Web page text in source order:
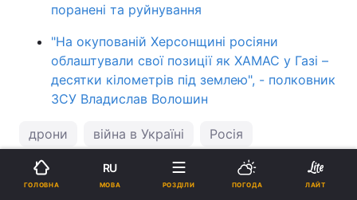
поранені та руйнування
"На окупованій Херсонщині росіяни
облаштували свої позиції як ХАМАС у Газі –
десятки кілометрів під землею", - полковник
ЗСУ Владислав Волошин
дрони війна в Україні Росія
ПІДТРИМАЙТЕ НАС
ГОЛОВНА
RU
МОВА РОЗДІЛИ ПОГОДА ЛАЙТ